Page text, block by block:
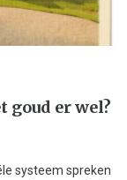
er wel?
systeem spreken